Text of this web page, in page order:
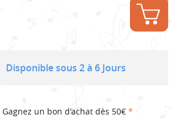
Disponible sous 2 à 6 Jours
Gagnez un bon d'achat dès 50€ *